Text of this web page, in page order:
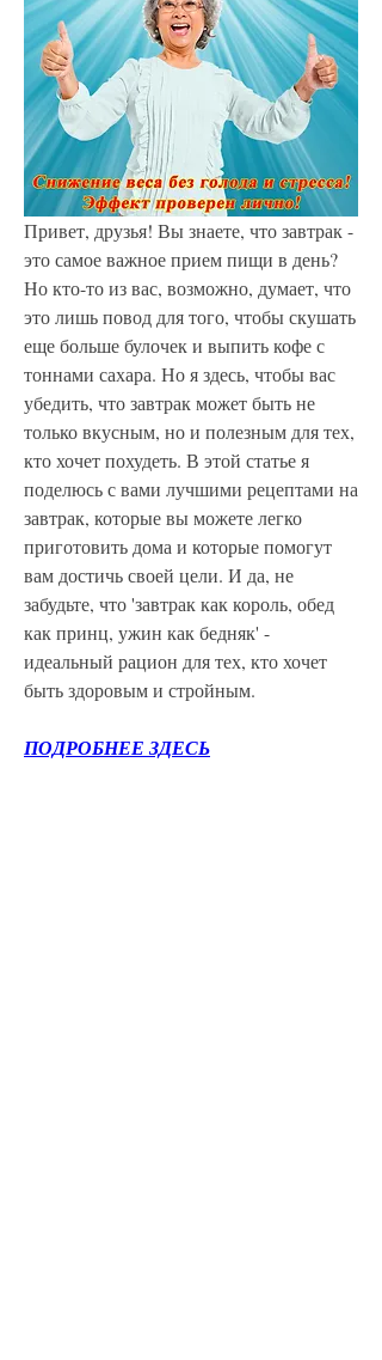
Привет, друзья! Вы знаете, что завтрак -
это самое важное прием пищи в день?
Но кто-то из вас, возможно, думает, что
это лишь повод для того, чтобы скушать
еще больше булочек и выпить кофе с
тоннами сахара. Но я здесь, чтобы вас
убедить, что завтрак может быть не
только вкусным, но и полезным для тех,
кто хочет похудеть. В этой статье я
поделюсь с вами лучшими рецептами на
завтрак, которые вы можете легко
приготовить дома и которые помогут
вам достичь своей цели. И да, не
забудьте, что 'завтрак как король, обед
как принц, ужин как бедняк' -
идеальный рацион для тех, кто хочет
быть здоровым и стройным.
ПОДРОБНЕЕ ЗДЕСЬ